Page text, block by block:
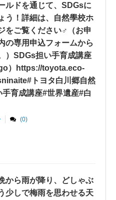
ルドを通じて、SDGsに
う！詳細は、自然學校ホ
をご覧ください‍♂️（お申
の専用申込フォームから
）SDGs担い手育成講座
）https://toyota.eco-
トヨタ白川郷自然
育成講座#世界遺産#白
(0)
から雨が降り、どしゃぶ
少しで梅雨を思わせる天